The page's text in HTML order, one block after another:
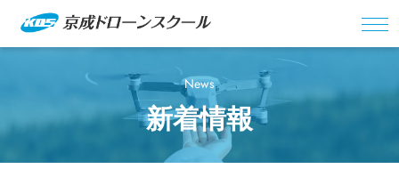
News
新着情報